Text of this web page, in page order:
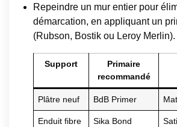
Repeindre un mur entier pour
démarcation, en appliquant un
(Rubson, Bostik ou Leroy Merlin).
Support
Primaire
recommandé
Plâtre neuf BdB Primer
Enduit fibre Sika Bond